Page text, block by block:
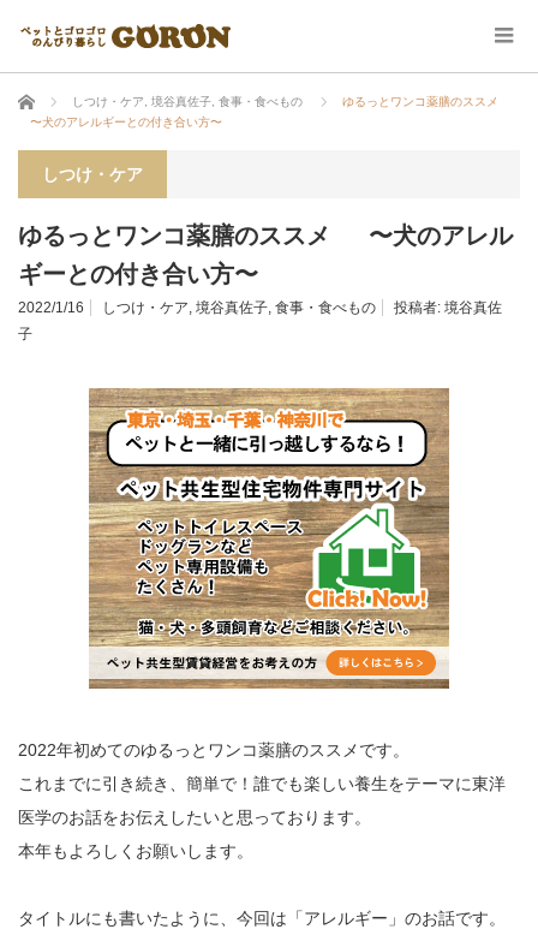
ホーム しつけ・ケア 境谷真佐子 食事・食べもの
ゆるっとワンコ薬膳のススメ
〜犬のアレルギーとの付き合い方〜
しつけ・ケア
ゆるっとワンコ薬膳のススメ 〜犬のアレル
ギーとの付き合い方〜
2022/1/16 しつけ・ケア, 境谷真佐子, 食事・食べもの 投稿者: 境谷真佐
子
2022年初めてのゆるっとワンコ薬膳のススメです。
これまでに引き続き、簡単で！誰でも楽しい養生をテーマに東洋
医学のお話をお伝えしたいと思っております。
本年もよろしくお願いします。
タイトルにも書いたように、今回は「アレルギー」のお話です。